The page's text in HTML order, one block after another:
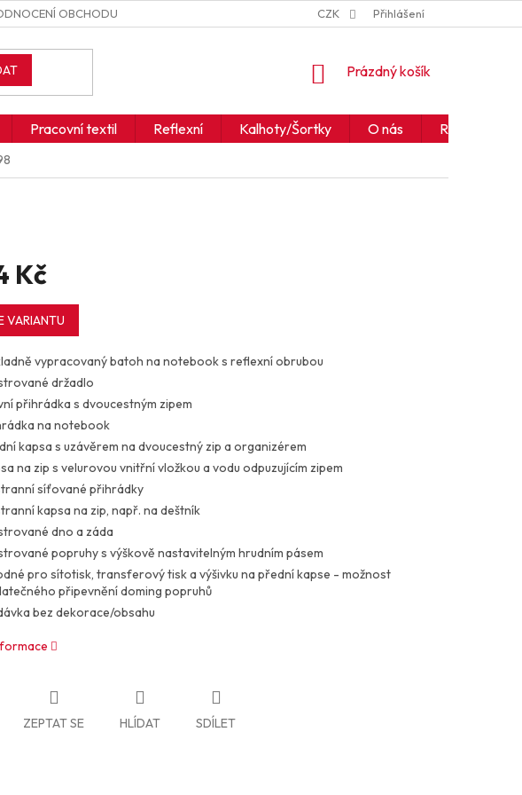
OBCHODU JAK ČÍST IKONY A SYMBOLY OBCHODNÍ
CZK Přihlášení
NÁKUPNÍ
Prázdný košík
Pracovní textil Reflexní Kalhoty/Šortky O nás Realizace
Kč
VARIANTU
vypracovaný batoh na notebook s reflexní obrubou
držadlo
přihrádka s dvoucestným zipem
na notebook
kapsa s uzávěrem na dvoucestný zip a organizérem
na zip s velurovou vnitřní vložkou a vodu odpuzujícím zipem
síťované přihrádky
kapsa na zip, např. na deštník
dno a záda
popruhy s výškově nastavitelným hrudním pásem
pro sítotisk, transferový tisk a výšivku na přední kapse - možnost
připevnění doming popruhů
bez dekorace/obsahu
ZEPTAT SE HLÍDAT SDÍLET